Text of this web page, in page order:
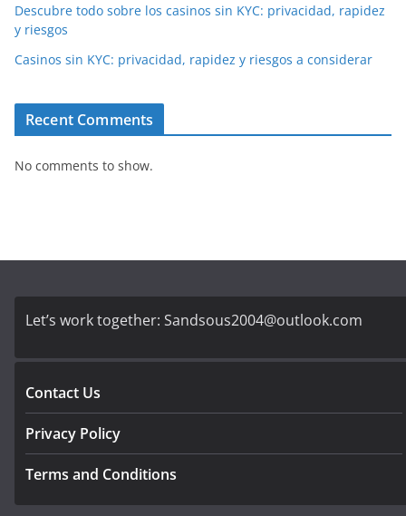
Descubre todo sobre los casinos sin KYC: privacidad, rapidez
y riesgos
Casinos sin KYC: privacidad, rapidez y riesgos a considerar
Recent Comments
No comments to show.
Let’s work together: Sandsous2004@outlook.com
Contact Us
Privacy Policy
Terms and Conditions